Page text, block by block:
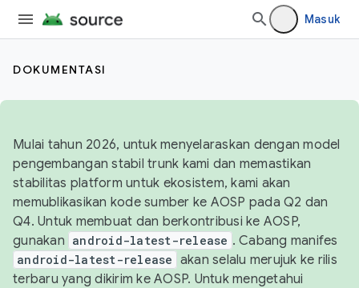
Masuk
DOKUMENTASI
Mulai tahun 2026, untuk menyelaraskan dengan model
pengembangan stabil trunk kami dan memastikan
stabilitas platform untuk ekosistem, kami akan
memublikasikan kode sumber ke AOSP pada Q2 dan
Q4. Untuk membuat dan berkontribusi ke AOSP,
gunakan android-latest-release . Cabang manifes
android-latest-release akan selalu merujuk ke rilis
terbaru yang dikirim ke AOSP. Untuk mengetahui